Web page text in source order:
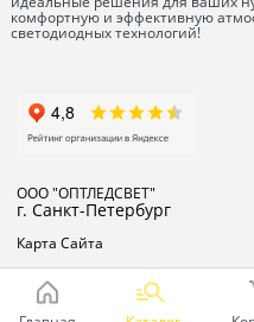
комфортную и эффективную
светодиодных технологий!
ООО "ОПТЛЕДСВЕТ"
г. Санкт-Петербург
Карта Сайта